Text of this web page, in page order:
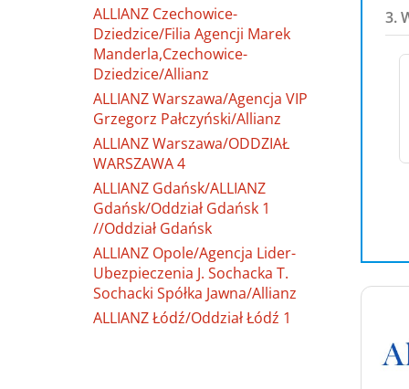
ALLIANZ Czechowice-
Dziedzice/Filia Agencji Marek
Manderla,Czechowice-
Dziedzice/Allianz
ALLIANZ Warszawa/Agencja VIP
Grzegorz Pałczyński/Allianz
ALLIANZ Warszawa/ODDZIAŁ
WARSZAWA 4
ALLIANZ Gdańsk/ALLIANZ
Gdańsk/Oddział Gdańsk 1
//Oddział Gdańsk
ALLIANZ Opole/Agencja Lider-
Ubezpieczenia J. Sochacka T.
Sochacki Spółka Jawna/Allianz
ALLIANZ Łódź/Oddział Łódź 1
3.